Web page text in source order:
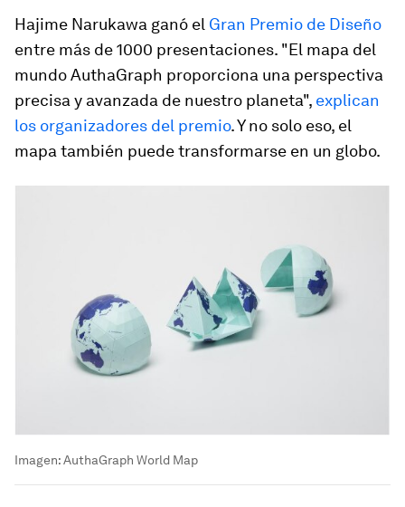
Hajime Narukawa ganó el Gran Premio de Diseño
entre más de 1000 presentaciones. "El mapa del
mundo AuthaGraph proporciona una perspectiva
precisa y avanzada de nuestro planeta", explican
los organizadores del premio. Y no solo eso, el
mapa también puede transformarse en un globo.
Imagen: AuthaGraph World Map